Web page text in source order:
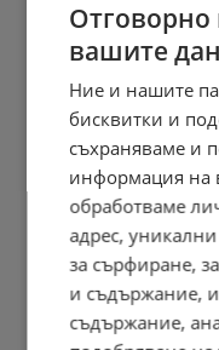
13:02 | 6.8.2026 г.
12:56 | 6.8.2026 г.
КЗД следи случая с
12:52 | 6.8.2026 г.
Отговорно
вашите
Ние и нашите
бисквитки и
съхраняваме и
информация на
обработваме
адрес,
за сърфиране,
и съдържание,
съдържание,